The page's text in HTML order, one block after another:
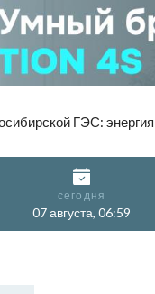
ГЭС: энергия
сегодня
07 августа, 06:59